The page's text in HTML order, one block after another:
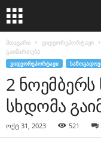
მთავარი ვიდეორეპორტაჟი
გაიმართება
ᲕᲘᲓᲔᲝᲠᲔᲞᲝᲠᲢᲐᲟᲘ
2
სხდომა
ოქტ 31, 2023 521